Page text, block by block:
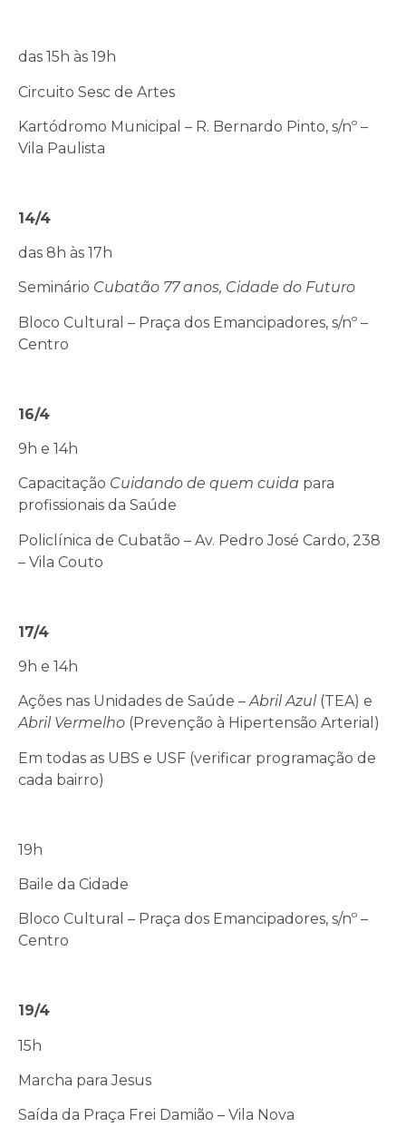
das 15h às 19h
Circuito Sesc de Artes
Kartódromo Municipal – R. Bernardo Pinto, s/nº –
Vila Paulista
14/4
das 8h às 17h
Seminário Cubatão 77 anos, Cidade do Futuro
Bloco Cultural – Praça dos Emancipadores, s/nº –
Centro
16/4
9h e 14h
Capacitação Cuidando de quem cuida para
profissionais da Saúde
Policlínica de Cubatão – Av. Pedro José Cardo, 238
– Vila Couto
17/4
9h e 14h
Ações nas Unidades de Saúde –Abril Azul (TEA) e
Abril Vermelho (Prevenção à Hipertensão Arterial)
Em todas as UBS e USF (verificar programação de
cada bairro)
19h
Baile da Cidade
Bloco Cultural – Praça dos Emancipadores, s/nº –
Centro
19/4
15h
Marcha para Jesus
Saída da Praça Frei Damião – Vila Nova